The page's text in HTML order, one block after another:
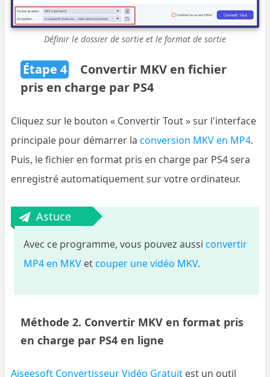
Définir le dossier de sortie et le format de sortie
Étape 4
Convertir MKV en fichier
pris en charge par PS4
Cliquez sur le bouton « Convertir Tout » sur l'interface
principale pour démarrer laconversion MKV en MP4.
Puis, le fichier en format pris en charge par PS4 sera
enregistré automatiquement sur votre ordinateur.
Astuce
Avec ce programme, vous pouvez aussiconvertir
MP4 en MKV etcouper une vidéo MKV.
Méthode 2. Convertir MKV en format pris
en charge par PS4 en ligne
Aiseesoft Convertisseur Vidéo Gratuit est un outil